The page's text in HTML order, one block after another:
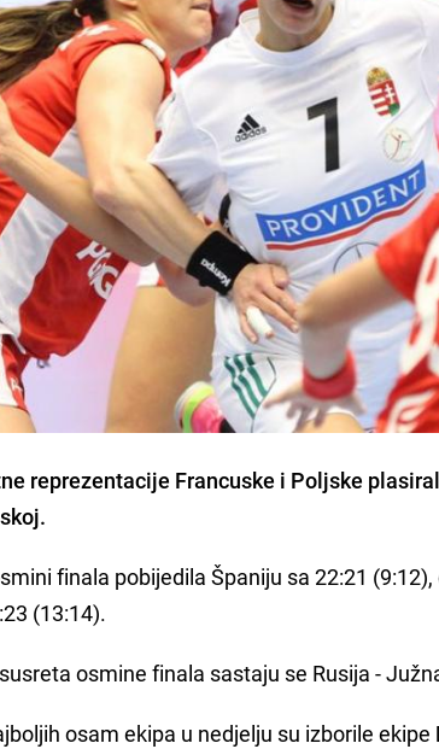
reprezentacije Francuske i Poljske
finala pobijedila Španiju sa 22:21
(13:14).
osmine finala sastaju se Rusija -
osam ekipa u nedjelju su izborile ekipe